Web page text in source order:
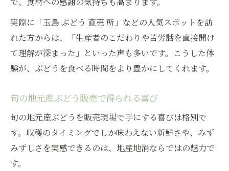
実際に「玉島 ぶどう 直売 所」などの人気スポットを訪
れた方からは、「生産者のこだわりや苦労話を直接聞け
て理解が深まった」といった声も多いです。こうした体
験が、ぶどうを食べる時間をより豊かにしてくれます。
旬の地元産ぶどう販売で得られる喜び
旬の地元産ぶどうを販売現場で手にする喜びは格別で
す。収穫のタイミングでしか味わえない新鮮さや、みず
みずしさを実感できるのは、地産地消ならではの魅力で
す。